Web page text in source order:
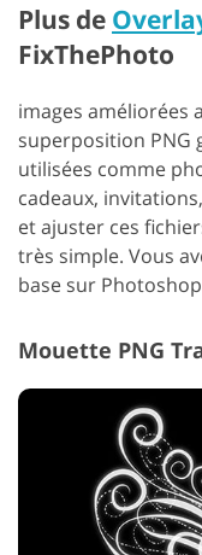
Plus de
FixThePhoto
images améliorées
superposition
utilisées comme
cadeaux,
et ajuster ces
très simple. Vous
base sur
Mouette PNG